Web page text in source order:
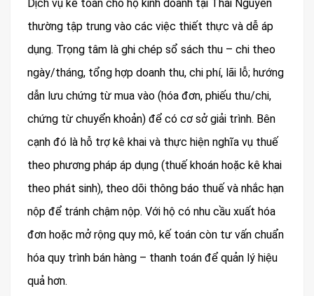
Dịch vụ kế toán cho hộ kinh doanh tại Thái Nguyên
thường tập trung vào các việc thiết thực và dễ áp
dụng. Trọng tâm là ghi chép sổ sách thu – chi theo
ngày/tháng, tổng hợp doanh thu, chi phí, lãi lỗ; hướng
dẫn lưu chứng từ mua vào (hóa đơn, phiếu thu/chi,
chứng từ chuyển khoản) để có cơ sở giải trình. Bên
cạnh đó là hỗ trợ kê khai và thực hiện nghĩa vụ thuế
theo phương pháp áp dụng (thuế khoán hoặc kê khai
theo phát sinh), theo dõi thông báo thuế và nhắc hạn
nộp để tránh chậm nộp. Với hộ có nhu cầu xuất hóa
đơn hoặc mở rộng quy mô, kế toán còn tư vấn chuẩn
hóa quy trình bán hàng – thanh toán để quản lý hiệu
quả hơn.